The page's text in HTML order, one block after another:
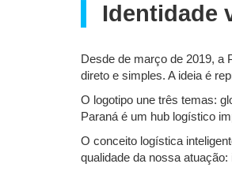
Identidade
Desde de março de 2019, a
direto e simples. A ideia é
O logotipo une três temas:
Paraná é um hub logístico
O conceito logística
qualidade da nossa